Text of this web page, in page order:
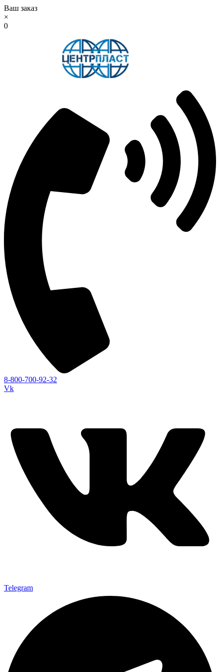
Ваш заказ
×
0
8-800-700-92-32
Vk
Telegram